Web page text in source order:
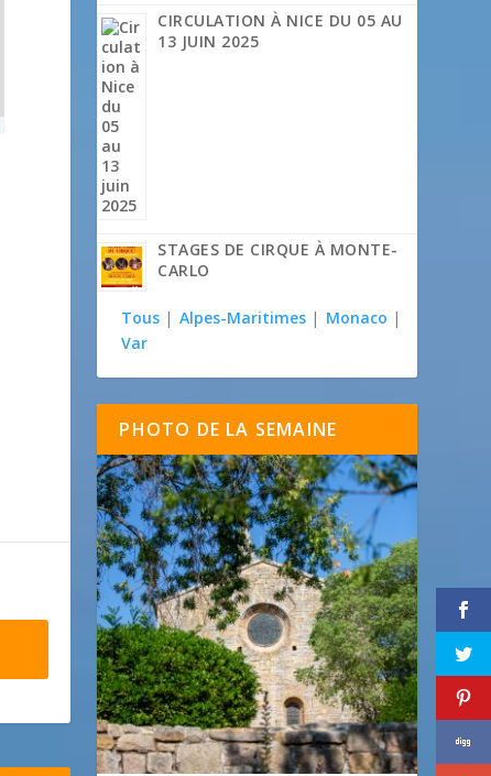
CIRCULATION À NICE DU 05 AU
13 JUIN 2025
STAGES DE CIRQUE À MONTE-
CARLO
Tous | Alpes-Maritimes | Monaco |
Var
PHOTO DE LA SEMAINE